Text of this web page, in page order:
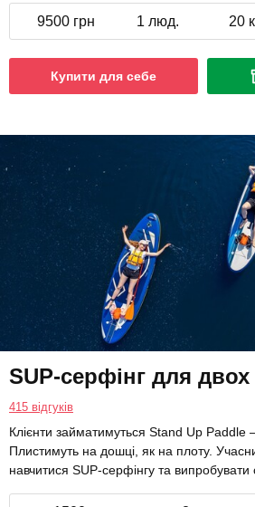
9500 грн 1 люд. 20
Купити для себе
SUP-серфінг для двох
415 відгуків
Клієнти займатимуться Stand Up Paddle
Плистимуть на дошці, як на плоту.
навчитися SUP-серфінгу та випробувати